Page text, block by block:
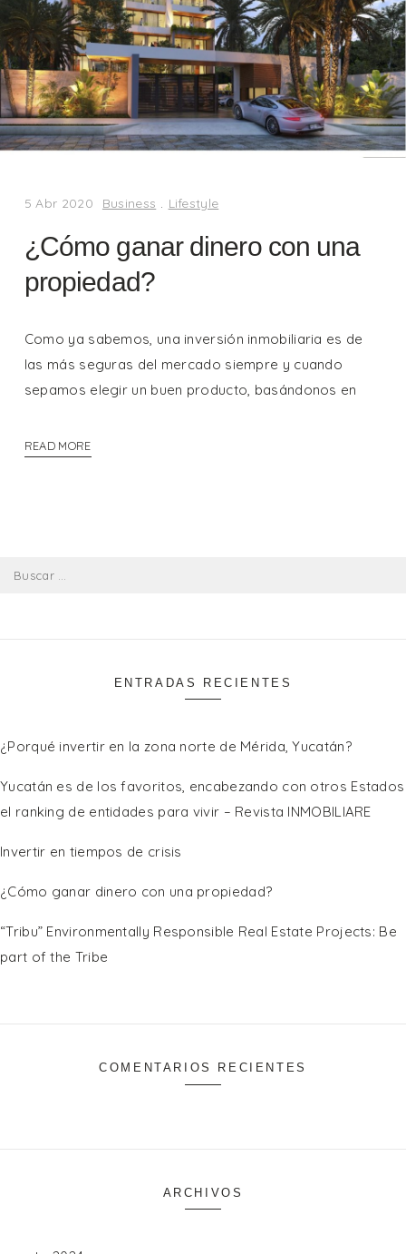
5 Abr 2020 Business . Lifestyle
¿Cómo ganar dinero con una
propiedad?
Como ya sabemos, una inversión inmobiliaria es de
las más seguras del mercado siempre y cuando
sepamos elegir un buen producto, basándonos en
READ MORE
Buscar:
ENTRADAS RECIENTES
¿Porqué invertir en la zona norte de Mérida, Yucatán?
Yucatán es de los favoritos, encabezando con otros Estados
el ranking de entidades para vivir – Revista INMOBILIARE
Invertir en tiempos de crisis
¿Cómo ganar dinero con una propiedad?
“Tribu” Environmentally Responsible Real Estate Projects: Be
part of the Tribe
COMENTARIOS RECIENTES
ARCHIVOS